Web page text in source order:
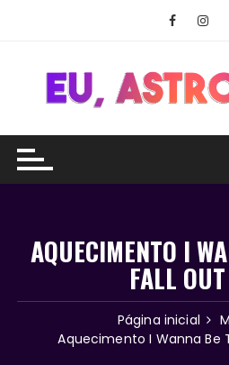
conteúdo
AQUECIMENTO I
FALL
Página inicial
Aquecimento I Wanna Be